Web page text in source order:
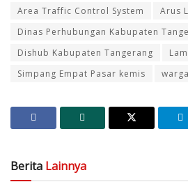
Area Traffic Control System
Arus
Dinas Perhubungan Kabupaten
Dishub Kabupaten Tangerang
Simpang Empat Pasar kemis
warga
Berita Lainnya